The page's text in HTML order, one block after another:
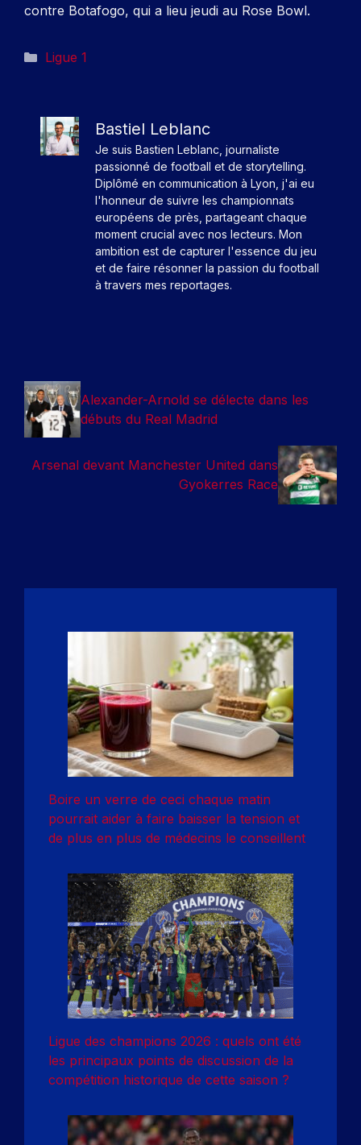
contre Botafogo, qui a lieu jeudi au Rose Bowl.
Catégories
Ligue 1
Bastiel Leblanc
Je suis Bastien Leblanc, journaliste
passionné de football et de storytelling.
Diplômé en communication à Lyon, j'ai eu
l'honneur de suivre les championnats
européens de près, partageant chaque
moment crucial avec nos lecteurs. Mon
ambition est de capturer l'essence du jeu
et de faire résonner la passion du football
à travers mes reportages.
Alexander-Arnold se délecte dans les
débuts du Real Madrid
Arsenal devant Manchester United dans
Gyokerres Race
Boire un verre de ceci chaque matin
pourrait aider à faire baisser la tension et
de plus en plus de médecins le conseillent
Ligue des champions 2026 : quels ont été
les principaux points de discussion de la
compétition historique de cette saison ?